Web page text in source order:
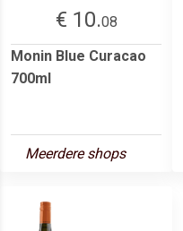
€ 10.08
Monin Blue Curacao
700ml
Meerdere shops